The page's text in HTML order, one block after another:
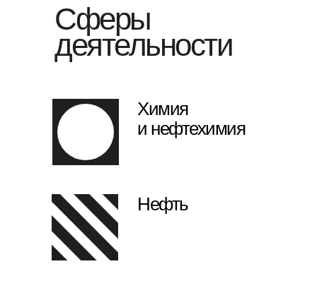
Химия
и нефтехимия
Нефть
Сферы
деятельности